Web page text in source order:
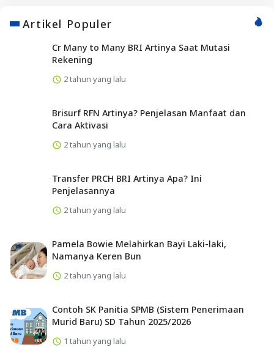
Artikel Populer
Cr Many to Many BRI Artinya Saat Mutasi
Rekening
2 tahun yang lalu
Brisurf RFN Artinya? Penjelasan Manfaat dan
Cara Aktivasi
2 tahun yang lalu
Transfer PRCH BRI Artinya Apa? Ini
Penjelasannya
2 tahun yang lalu
Pamela Bowie Melahirkan Bayi Laki-laki,
Namanya Keren Bun
2 tahun yang lalu
Contoh SK Panitia SPMB (Sistem Penerimaan
Murid Baru) SD Tahun 2025/2026
1 tahun yang lalu